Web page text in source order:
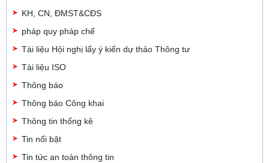
KH, CN, ĐMST&CĐS
pháp quy pháp chế
Tài liệu Hội nghị lấy ý kiến dự thảo Thông tư
Tài liệu ISO
Thông báo
Thông báo Công khai
Thông tin thống kê
Tin nổi bật
Tin tức an toàn thông tin